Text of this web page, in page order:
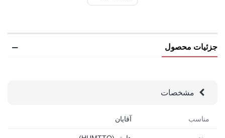
را به گزینه ای عالی برای زوج هایی تبدیل کرده که به استایل و
عملکرد همزمان اهمیت می دهند.
پیج اینستاگرام
نفس و ماجراجویی ست.
جزئیات محصول
مشخصات
مناسب آقایان